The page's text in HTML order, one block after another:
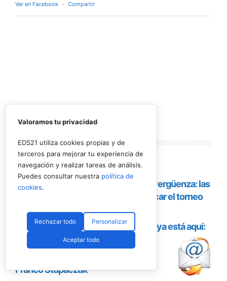
Ver en Facebook · Compartir
Lo másleído
Valoramos tu privacidad
EDS21 utiliza cookies propias y de
terceros para mejorar tu experiencia de
navegación y realizar tareas de análisis.
Puedes consultar nuestra política de
cookies.
Rechazar todo Personalizar
Aceptar todo